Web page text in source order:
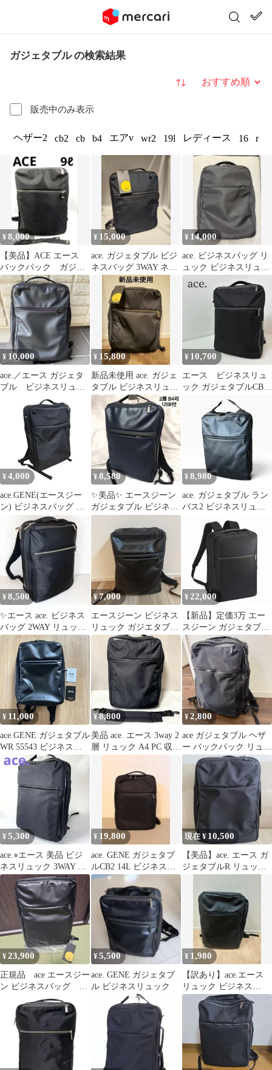
ガジェタブル の検索結果
販売中のみ表示
並び替え
ヘザー2 cb2 cb b4 エアv wr2 19l レディース 16 r
¥8,000
【美品】ACE エース
バックパック ガジェ
ダブル 9リットル ブ
ラック
¥ 15,000
ace. ガジェタブル ビジ
ネスバッグ 3WAY ネイ
¥ 14,000
ace. ビジネスバッグ リ
ュック ビジネスリュッ
ク エース ガジェタブル
¥10,000
ace.／エース ガジェタ
ブル ビジネスリュッ
¥ 15,800
新品未使用 ace. ガジェ
タブル ビジネスリュッ
ク バックパック ブラッ
ク
¥ 10,700
エース ビジネスリュ
ック ガジェタブルCB
62362 15インチPC対応
¥ 4,000
ace.GENE(エースジー
ン) ビジネスバッグ ガ
ジェタブル ブラック
¥8,580
✨美品✨ エースジーン
ガジェタブル ビジネス
リュック 2層 B4可能 紺
¥ 8,980
ace. ガジェタブル ラン
バス2 ビジネスリュッ
ク 9L 黒 62851 A4
¥8,500
✨エース ace. ビジネス
バッグ 2WAY リュック
ガジェタブル
¥7,000
エースジーン ビジネス
リュック ガジエタブル
エースジーン] 【ガジ
ェタブル-R】
¥ 22,000
【新品】定価3万 エー
スジーン ガジェタブル
SF B4 黒 15.6PC
¥ 11,000
ace.GENE ガジェタブル
WR 55543 ビジネスリ
ュック 黒 15L
¥8,800
美品 ace. エース 3way 2
層 リュック A4 PC 収納
¥2,800
ace ガジェタブル ヘザ
ー バックパック リュッ
ク 2気室 9L ブラック
¥5,300
ace.⭐︎エース 美品 ビジ
ネスリュック 3WAY ガ
ジェタブル
¥ 19,800
ace. GENE ガジェタブ
ルCB2 14L ビジネスリ
ュック ブラック
現在 ¥ 10,500
【美品】ace. エース ガ
ジェタブルR リュック
¥23,900
正規品 ace エースジー
ン ビジネスバッグ
3way ガジェタブルWR2
¥5,500
ace. GENE ガジェタブ
ル ビジネスリュック
¥ 1,980
【訳あり】ace.エース
リュック ビジネス
2way ガジェタブルラン
バスII